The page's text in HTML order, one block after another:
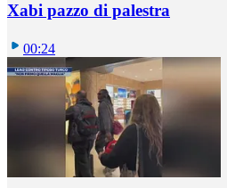
Xabi pazzo di palestra
00:24